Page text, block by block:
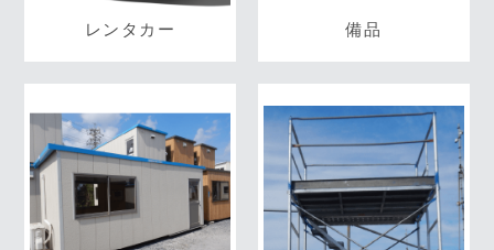
レンタカー 備品